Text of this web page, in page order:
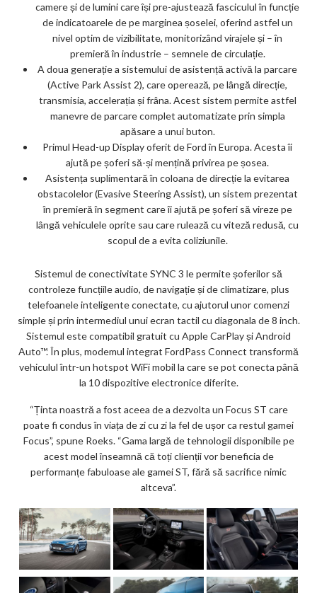
camere și de lumini care își pre-ajustează fasciculul în funcție
de indicatoarele de pe marginea șoselei, oferind astfel un
nivel optim de vizibilitate, monitorizând virajele și – în
premieră în industrie – semnele de circulație.
A doua generație a sistemului de asistență activă la parcare
(Active Park Assist 2), care operează, pe lângă direcție,
transmisia, accelerația și frâna. Acest sistem permite astfel
manevre de parcare complet automatizate prin simpla
apăsare a unui buton.
Primul Head-up Display oferit de Ford în Europa. Acesta îi
ajută pe șoferi să-și mențină privirea pe șosea.
Asistența suplimentară în coloana de direcție la evitarea
obstacolelor (Evasive Steering Assist), un sistem prezentat
în premieră în segment care îi ajută pe șoferi să vireze pe
lângă vehiculele oprite sau care rulează cu viteză redusă, cu
scopul de a evita coliziunile.
Sistemul de conectivitate SYNC 3 le permite șoferilor să
controleze funcțiile audio, de navigație și de climatizare, plus
telefoanele inteligente conectate, cu ajutorul unor comenzi
simple și prin intermediul unui ecran tactil cu diagonala de 8 inch.
Sistemul este compatibil gratuit cu Apple CarPlay și Android
Auto™. În plus, modemul integrat FordPass Connect transformă
vehiculul într-un hotspot WiFi mobil la care se pot conecta până
la 10 dispozitive electronice diferite.
“Ținta noastră a fost aceea de a dezvolta un Focus ST care
poate fi condus în viața de zi cu zi la fel de ușor ca restul gamei
Focus”, spune Roeks. “Gama largă de tehnologii disponibile pe
acest model înseamnă că toți clienții vor beneficia de
performanțe fabuloase ale gamei ST, fără să sacrifice nimic
altceva”.